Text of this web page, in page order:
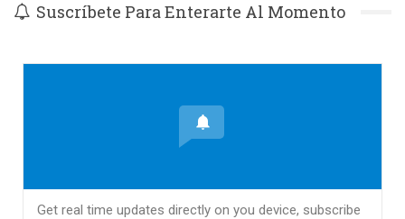
Suscríbete Para Enterarte Al Momento
Get real time updates directly on you device, subscribe